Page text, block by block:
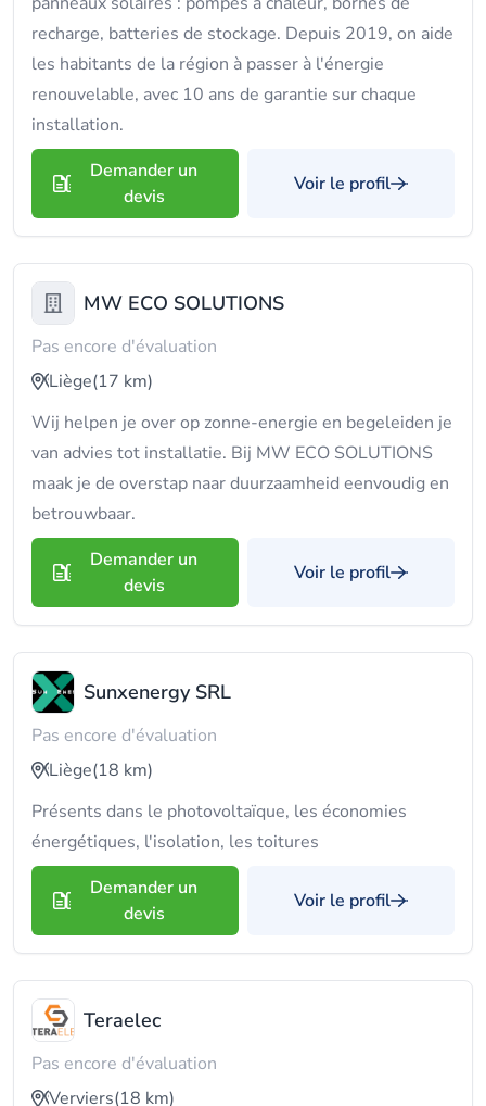
recharge, batteries de stockage. Depuis 2019, on aide
les habitants de la région à passer à l'énergie
renouvelable, avec 10 ans de garantie sur chaque
installation.
Demander un
devis
Voir le profil
MW ECO SOLUTIONS
Pas encore d'évaluation
Liège(17 km)
Wij helpen je over op zonne-energie en begeleiden je
van advies tot installatie. Bij MW ECO SOLUTIONS
maak je de overstap naar duurzaamheid eenvoudig en
betrouwbaar.
Demander un
devis
Voir le profil
Sunxenergy SRL
Pas encore d'évaluation
Liège(18 km)
Présents dans le photovoltaïque, les économies
énergétiques, l'isolation, les toitures
Demander un
devis
Voir le profil
Teraelec
Pas encore d'évaluation
Verviers(18 km)